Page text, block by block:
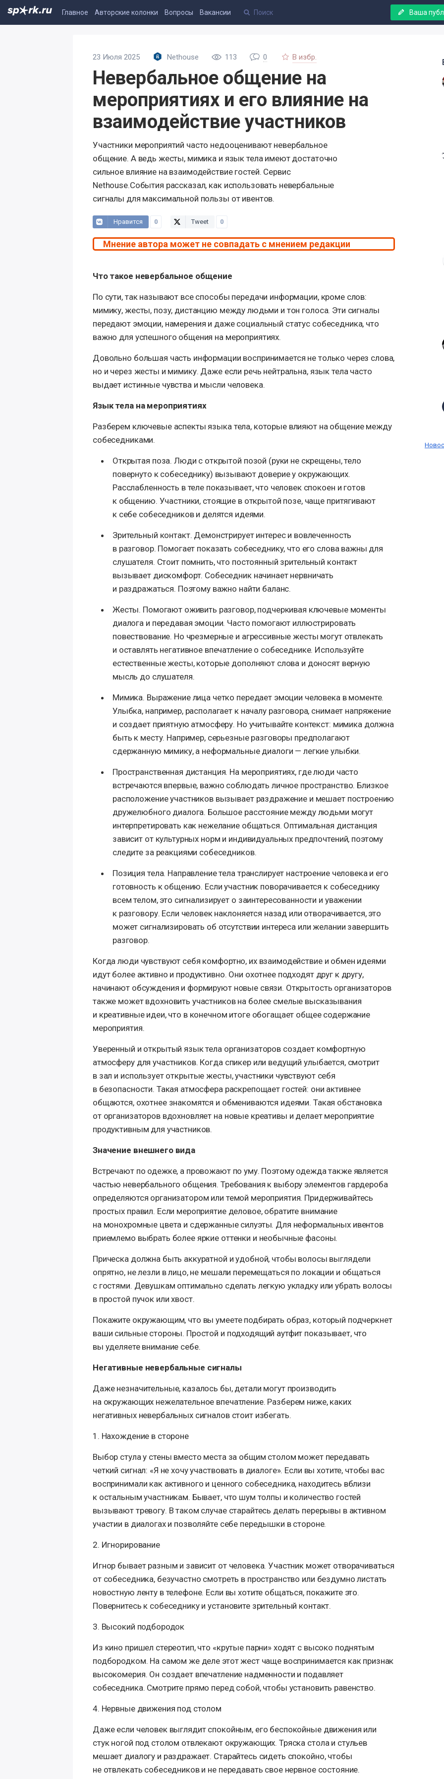
Главное Авторские колонки Вопросы Вакансии Ваша
23 Июля 2025 Nethouse 113 0 В избр.
Невербальное общение на
мероприятиях и его влияние на
взаимодействие участников
Участники мероприятий часто недооценивают невербальное
общение. А ведь жесты, мимика и язык тела имеют достаточно
сильное влияние на взаимодействие гостей. Сервис
Nethouse.События рассказал, как использовать невербальные
сигналы для максимальной пользы от ивентов.
Нравится 0 Tweet 0
Мнение автора может не совпадать с мнением редакции
Что такое невербальное общение
По сути, так называют все способы передачи информации, кроме слов:
мимику, жесты, позу, дистанцию между людьми и тон голоса. Эти сигналы
передают эмоции, намерения и даже социальный статус собеседника, что
важно для успешного общения на мероприятиях.
Довольно большая часть информации воспринимается не только через слова,
но и через жесты и мимику. Даже если речь нейтральна, язык тела часто
выдает истинные чувства и мысли человека.
Язык тела на мероприятиях
Разберем ключевые аспекты языка тела, которые влияют на общение между
собеседниками.
Открытая поза. Люди с открытой позой (руки не скрещены, тело
повернуто к собеседнику) вызывают доверие у окружающих.
Расслабленность в теле показывает, что человек спокоен и готов
к общению. Участники, стоящие в открытой позе, чаще притягивают
к себе собеседников и делятся идеями.
Зрительный контакт. Демонстрирует интерес и вовлеченность
в разговор. Помогает показать собеседнику, что его слова важны для
слушателя. Стоит помнить, что постоянный зрительный контакт
вызывает дискомфорт. Собеседник начинает нервничать
и раздражаться. Поэтому важно найти баланс.
Жесты. Помогают оживить разговор, подчеркивая ключевые моменты
диалога и передавая эмоции. Часто помогают иллюстрировать
повествование. Но чрезмерные и агрессивные жесты могут отвлекать
и оставлять негативное впечатление о собеседнике. Используйте
естественные жесты, которые дополняют слова и доносят верную
мысль до слушателя.
Мимика. Выражение лица четко передает эмоции человека в моменте.
Улыбка, например, располагает к началу разговора, снимает напряжение
и создает приятную атмосферу. Но учитывайте контекст: мимика должна
быть к месту. Например, серьезные разговоры предполагают
сдержанную мимику, а неформальные диалоги — легкие улыбки.
Пространственная дистанция. На мероприятиях, где люди часто
встречаются впервые, важно соблюдать личное пространство. Близкое
расположение участников вызывает раздражение и мешает построению
дружелюбного диалога. Большое расстояние между людьми могут
интерпретировать как нежелание общаться. Оптимальная дистанция
зависит от культурных норм и индивидуальных предпочтений, поэтому
следите за реакциями собеседников.
Позиция тела. Направление тела транслирует настроение человека и его
готовность к общению. Если участник поворачивается к собеседнику
всем телом, это сигнализирует о заинтересованности и уважении
к разговору. Если человек наклоняется назад или отворачивается, это
может сигнализировать об отсутствии интереса или желании завершить
разговор.
Когда люди чувствуют себя комфортно, их взаимодействие и обмен идеями
идут более активно и продуктивно. Они охотнее подходят друг к другу,
начинают обсуждения и формируют новые связи. Открытость организаторов
также может вдохновить участников на более смелые высказывания
и креативные идеи, что в конечном итоге обогащает общее содержание
мероприятия.
Уверенный и открытый язык тела организаторов создает комфортную
атмосферу для участников. Когда спикер или ведущий улыбается, смотрит
в зал и использует открытые жесты, участники чувствуют себя
в безопасности. Такая атмосфера раскрепощает гостей: они активнее
общаются, охотнее знакомятся и обмениваются идеями. Такая обстановка
от организаторов вдохновляет на новые креативы и делает мероприятие
продуктивным для участников.
Значение внешнего вида
Встречают по одежке, а провожают по уму. Поэтому одежда также является
частью невербального общения. Требования к выбору элементов гардероба
определяются организатором или темой мероприятия. Придерживайтесь
простых правил. Если мероприятие деловое, обратите внимание
на монохромные цвета и сдержанные силуэты. Для неформальных ивентов
приемлемо выбрать более яркие оттенки и необычные фасоны.
Прическа должна быть аккуратной и удобной, чтобы волосы выглядели
опрятно, не лезли в лицо, не мешали перемещаться по локации и общаться
с гостями. Девушкам оптимально сделать легкую укладку или убрать волосы
в простой пучок или хвост.
Покажите окружающим, что вы умеете подбирать образ, который подчеркнет
ваши сильные стороны. Простой и подходящий аутфит показывает, что
вы уделяете внимание себе.
Негативные невербальные сигналы
Даже незначительные, казалось бы, детали могут производить
на окружающих нежелательное впечатление. Разберем ниже, каких
негативных невербальных сигналов стоит избегать.
1. Нахождение в стороне
Выбор стула у стены вместо места за общим столом может передавать
четкий сигнал: «Я не хочу участвовать в диалоге». Если вы хотите, чтобы вас
воспринимали как активного и ценного собеседника, находитесь вблизи
к остальным участникам. Бывает, что шум толпы и количество гостей
вызывают тревогу. В таком случае старайтесь делать перерывы в активном
участии в диалогах и позволяйте себе передышки в стороне.
2. Игнорирование
Игнор бывает разным и зависит от человека. Участник может отворачиваться
от собеседника, безучастно смотреть в пространство или бездумно листать
новостную ленту в телефоне. Если вы хотите общаться, покажите это.
Повернитесь к собеседнику и установите зрительный контакт.
3. Высокий подбородок
Из кино пришел стереотип, что «крутые парни» ходят с высоко поднятым
подбородком. На самом же деле этот жест чаще воспринимается как признак
высокомерия. Он создает впечатление надменности и подавляет
собеседника. Смотрите прямо перед собой, чтобы установить равенство.
4. Нервные движения под столом
Даже если человек выглядит спокойным, его беспокойные движения или
стук ногой под столом отвлекают окружающих. Тряска стола и стульев
мешает диалогу и раздражает. Старайтесь сидеть спокойно, чтобы
не отвлекать собеседников и не передавать свое нервное состояние.